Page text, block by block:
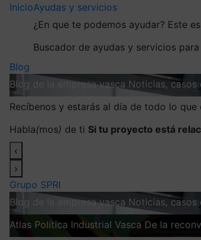
InicioAyudas y servicios
¿En que te podemos ayudar? Este
Buscador de ayudas y servicios
Blog
Blog de la empresa vasca Noticias, casos
Recíbenos y estarás al día de todo lo
Habla(mos) de ti Si tu proyecto está
‹
›
Grupo SPRI
Blog de la empresa vasca Noticias, casos
Atlas Política Industrial Vasca De la